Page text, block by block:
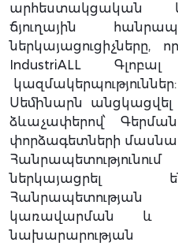
արհեստակցական
ճյուղային
ներկայացուցիչները,
IndustriALL
կազմակերպություններ:
Սեմինարն
ձևաչափերով՝
փորձագետների
ներկայացրել
կառավարման և